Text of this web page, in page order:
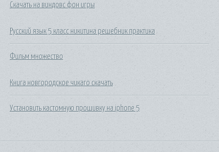
Скачать на виндовс фон игры
Русский язык 5 класс никитина решебник практика
Фильм множество
Книга новгородское чикаго скачать
Установить кастомную прошивку на iphone 5